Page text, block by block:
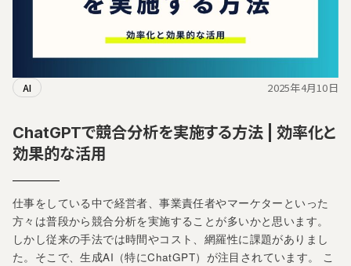
AI 2025年4月10日
ChatGPTで競合分析を実施する方法 | 効率化と
効果的な活用
仕事をしている中で経営者、事業責任者やマーケターといった
方々は普段から競合分析を実施することが多いかと思います。
しかし従来の手法では時間やコスト、網羅性に課題がありまし
た。そこで、生成AI（特にChatGPT）が注目されています。 こ